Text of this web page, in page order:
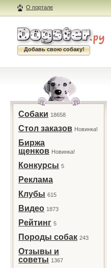
О портале
Добавь свою собаку!
Собаки 18658
Стол заказов Новинка!
Биржа
щенков Новинка!
Конкурсы 5
Реклама
Клубы 615
Видео 1873
Рейтинг 5
Породы собак 243
Отзывы и
советы 1367